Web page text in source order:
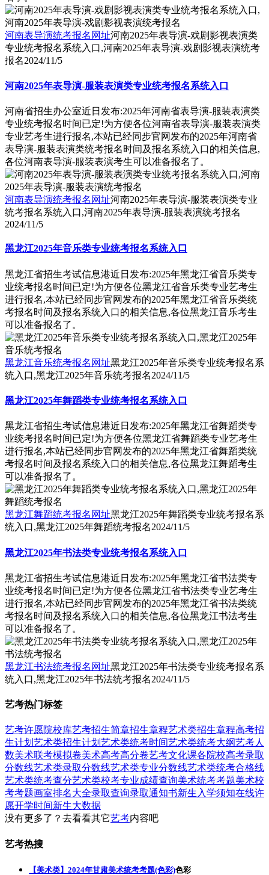
河南表导演统考报名网址河南2025年表导演-戏剧影视表演类
专业统考报名系统入口,河南2025年表导演-戏剧影视表演统考
报名2024/11/5
河南2025年表导演-服装表演类专业统考报名系统入口
河南省招生办公室近日发布:2025年河南省表导演-服装表演类
专业统考报名时间已定!为方便各位河南省表导演-服装表演类
专业艺考生进行报名,本站已经同步官网发布的2025年河南省
表导演-服装表演类统考报名时间及报名系统入口的相关信息,
各位河南表导演-服装表演考生可以准备报名了。
河南表导演统考报名网址河南2025年表导演-服装表演类专业
统考报名系统入口,河南2025年表导演-服装表演统考报名
2024/11/5
黑龙江2025年音乐类专业统考报名系统入口
黑龙江省招生考试信息港近日发布:2025年黑龙江省音乐类专
业统考报名时间已定!为方便各位黑龙江省音乐类专业艺考生
进行报名,本站已经同步官网发布的2025年黑龙江省音乐类统
考报名时间及报名系统入口的相关信息,各位黑龙江音乐考生
可以准备报名了。
黑龙江音乐统考报名网址黑龙江2025年音乐类专业统考报名系
统入口,黑龙江2025年音乐统考报名2024/11/5
黑龙江2025年舞蹈类专业统考报名系统入口
黑龙江省招生考试信息港近日发布:2025年黑龙江省舞蹈类专
业统考报名时间已定!为方便各位黑龙江省舞蹈类专业艺考生
进行报名,本站已经同步官网发布的2025年黑龙江省舞蹈类统
考报名时间及报名系统入口的相关信息,各位黑龙江舞蹈考生
可以准备报名了。
黑龙江舞蹈统考报名网址黑龙江2025年舞蹈类专业统考报名系
统入口,黑龙江2025年舞蹈统考报名2024/11/5
黑龙江2025年书法类专业统考报名系统入口
黑龙江省招生考试信息港近日发布:2025年黑龙江省书法类专
业统考报名时间已定!为方便各位黑龙江省书法类专业艺考生
进行报名,本站已经同步官网发布的2025年黑龙江省书法类统
考报名时间及报名系统入口的相关信息,各位黑龙江书法考生
可以准备报名了。
黑龙江书法统考报名网址黑龙江2025年书法类专业统考报名系
统入口,黑龙江2025年书法统考报名2024/11/5
艺考热门标签
艺考许愿院校库艺考招生简章招生章程艺术类招生章程高考招
生计划 艺术类招生计划 艺术类统考时间艺术类统考大纲艺考人
数美术联考模拟卷美术高考高分卷艺考文化课各院校高考录取
分数线艺术类录取分数线艺术类专业分数线艺术类统考合格线
艺术类统考查分艺术类校考专业成绩查询美术统考考题美术校
考考题画室排名大全录取查询录取通知书新生入学须知在线许
愿开学时间新生大数据
没有更多了？去看看其它艺考内容吧
艺考热搜
【美术类】2024年甘肃美术统考考题(色彩)色彩